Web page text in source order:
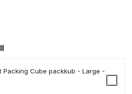
Packing Cube packkub - Large -